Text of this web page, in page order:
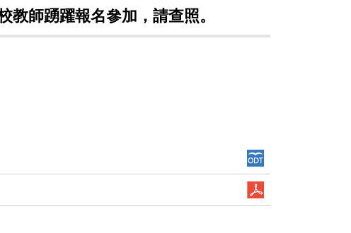
師踴躍報名參加，請查照。